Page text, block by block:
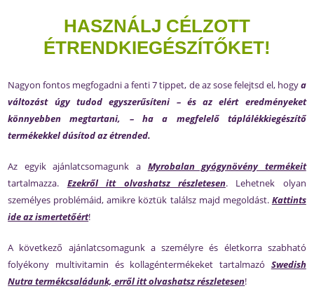
HASZNÁLJ CÉLZOTT
ÉTRENDKIEGÉSZÍTŐKET!
Nagyon fontos megfogadni a fenti 7 tippet, de az sose felejtsd el, hogya
változást úgy tudod egyszerűsíteni – és az elért eredményeket
könnyebben megtartani, – ha a megfelelő táplálékkiegészítő
termékekkel dúsítod az étrended.
Az egyik ajánlatcsomagunk a Myrobalan gyógynövény termékeit
tartalmazza. Ezekről itt olvashatsz részletesen. Lehetnek olyan
személyes problémáid, amikre köztük találsz majd megoldást. Kattints
ide az ismertetőért!
A következő ajánlatcsomagunk a személyre és életkorra szabható
folyékony multivitamin és kollagéntermékeket tartalmazó Swedish
Nutra termékcsaládunk, erről itt olvashatsz részletesen!